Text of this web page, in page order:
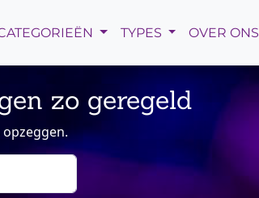
TYPES OVER ONS
zo geregeld